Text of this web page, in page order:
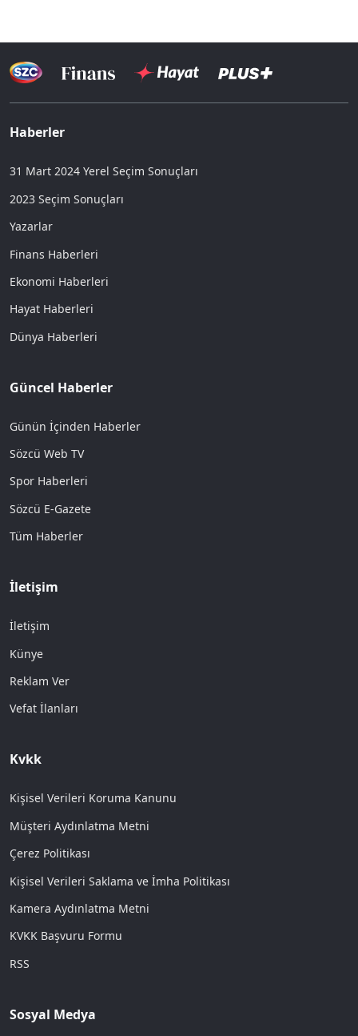
Haberler
31 Mart 2024 Yerel Seçim Sonuçları
2023 Seçim Sonuçları
Yazarlar
Finans Haberleri
Ekonomi Haberleri
Hayat Haberleri
Dünya Haberleri
Güncel Haberler
Günün İçinden Haberler
Sözcü Web TV
Spor Haberleri
Sözcü E-Gazete
Tüm Haberler
İletişim
İletişim
Künye
Reklam Ver
Vefat İlanları
Kvkk
Kişisel Verileri Koruma Kanunu
Müşteri Aydınlatma Metni
Çerez Politikası
Kişisel Verileri Saklama ve İmha Politikası
Kamera Aydınlatma Metni
KVKK Başvuru Formu
RSS
Sosyal Medya